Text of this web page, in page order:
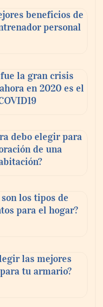
¿Cuándo y
beneficios de
personal
la gran crisis
en 2020 es el
debo elegir para
de una
son los tipos de
para el hogar?
las mejores
tu armario?